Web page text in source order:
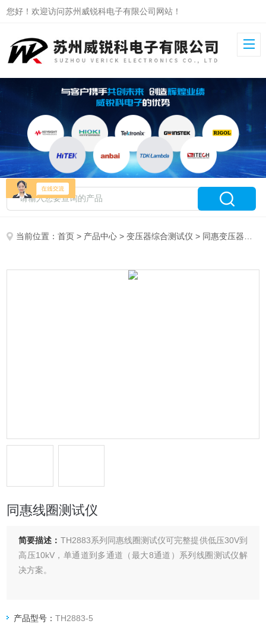
您好！欢迎访问苏州威锐科电子有限公司网站！
当前位置：首页 > 产品中心 >变压器综合测试仪 > 同惠变压器综合测试仪
同惠线圈测试仪
简要描述： TH2883系列同惠线圈测试仪可完整提供低压30V到
高压10kV，单通道到多通道（最大8通道）系列线圈测试仪解
决方案。
产品型号：TH2883-5